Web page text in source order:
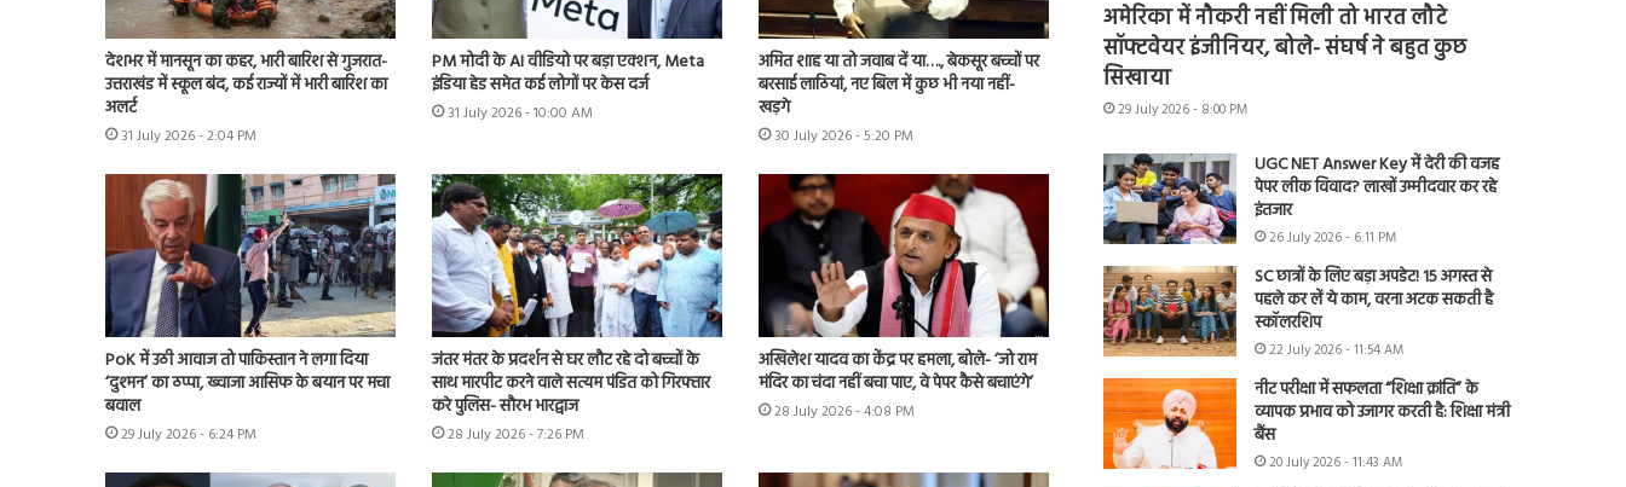
देशभर में मानसून का कहर, भारी बारिश से गुजरात-
उत्तराखंड में स्कूल बंद, कई राज्यों में भारी बारिश का
अलर्ट
31 July 2026 - 2:04 PM
PM मोदी के AI वीडियो पर बड़ा एक्शन, Meta
इंडिया हेड समेत कई लोगों पर केस दर्ज
31 July 2026 - 10:00 AM
अमित शाह या तो जवाब दें या…., बेकसूर बच्चों पर
बरसाई लाठियां, नए बिल में कुछ भी नया नहीं-
खड़गे
30 July 2026 - 5:20 PM
PoK में उठी आवाज तो पाकिस्तान ने लगा दिया
‘दुश्मन’ का ठप्पा, ख्वाजा आसिफ के बयान पर मचा
बवाल
29 July 2026 - 6:24 PM
जंतर मंतर के प्रदर्शन से घर लौट रहे दो बच्चों के
साथ मारपीट करने वाले सत्यम पंडित को गिरफ्तार
करे पुलिस- सौरभ भारद्वाज
28 July 2026 - 7:26 PM
अखिलेश यादव का केंद्र पर हमला, बोले- ‘जो राम
मंदिर का चंदा नहीं बचा पाए, वे पेपर कैसे बचाएंगे’
28 July 2026 - 4:08 PM
अमेरिका में नौकरी नहीं मिली तो भारत लौटे
सॉफ्टवेयर इंजीनियर, बोले- संघर्ष ने बहुत कुछ
सिखाया
29 July 2026 - 8:00 PM
UGC NET Answer Key में देरी की वजह
पेपर लीक विवाद? लाखों उम्मीदवार कर रहे
इंतजार
26 July 2026 - 6:11 PM
SC छात्रों के लिए बड़ा अपडेट! 15 अगस्त से
पहले कर लें ये काम, वरना अटक सकती है
स्कॉलरशिप
22 July 2026 - 11:54 AM
नीट परीक्षा में सफलता “शिक्षा क्रांति” के
व्यापक प्रभाव को उजागर करती है: शिक्षा मंत्री
बैंस
20 July 2026 - 11:43 AM